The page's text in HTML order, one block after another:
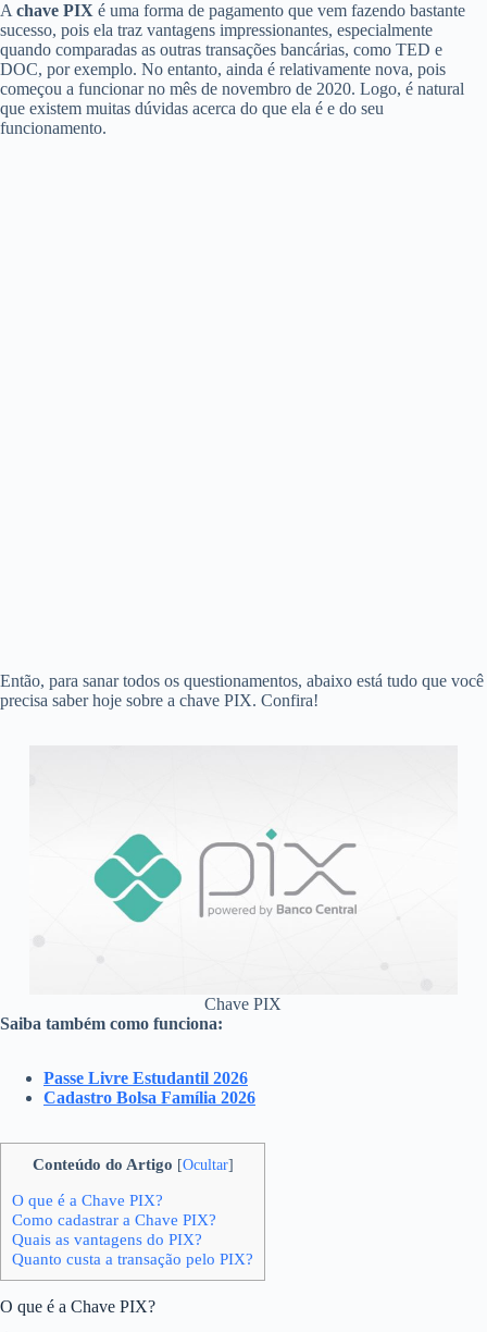
A chave PIX é uma forma de pagamento que vem fazendo bastante
sucesso, pois ela traz vantagens impressionantes, especialmente
quando comparadas as outras transações bancárias, como TED e
DOC, por exemplo. No entanto, ainda é relativamente nova, pois
começou a funcionar no mês de novembro de 2020. Logo, é natural
que existem muitas dúvidas acerca do que ela é e do seu
funcionamento.
Então, para sanar todos os questionamentos, abaixo está tudo que você
precisa saber hoje sobre a chave PIX. Confira!
Chave PIX
Saiba também como funciona:
Passe Livre Estudantil 2026
Cadastro Bolsa Família 2026
Conteúdo do Artigo [Ocultar]
O que é a Chave PIX?
Como cadastrar a Chave PIX?
Quais as vantagens do PIX?
Quanto custa a transação pelo PIX?
O que é a Chave PIX?